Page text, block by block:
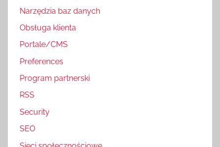
Narzędzia baz danych
Obsługa klienta
Portale/CMS
Preferences
Program partnerski
RSS
Security
SEO